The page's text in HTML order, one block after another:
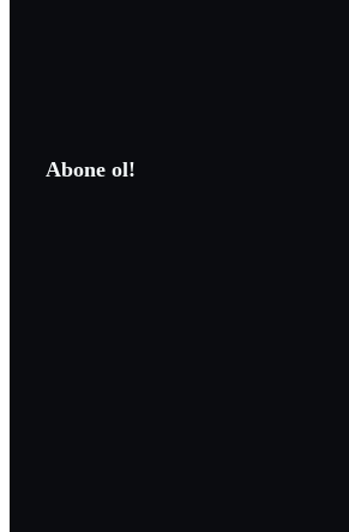
Abone ol!